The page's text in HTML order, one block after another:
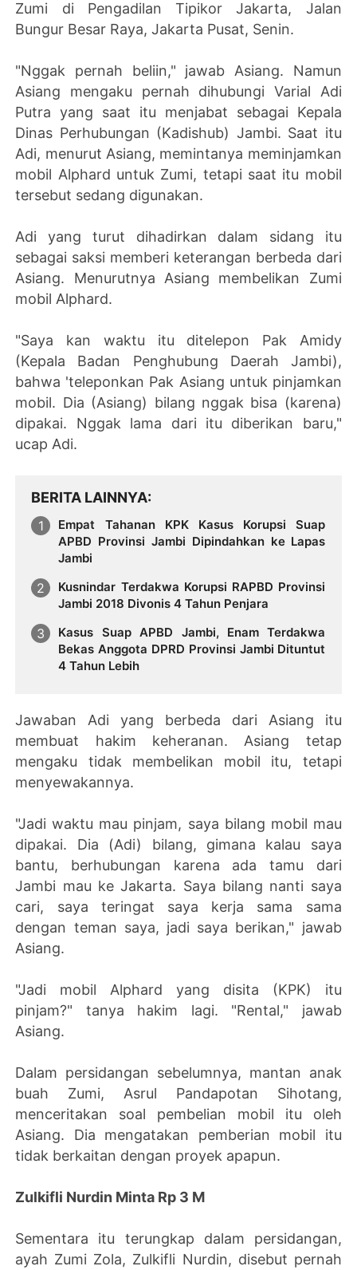
Zumi di Pengadilan Tipikor Jakarta, Jalan
Bungur Besar Raya, Jakarta Pusat, Senin.
"Nggak pernah beliin," jawab Asiang. Namun
Asiang mengaku pernah dihubungi Varial Adi
Putra yang saat itu menjabat sebagai Kepala
Dinas Perhubungan (Kadishub) Jambi. Saat itu
Adi, menurut Asiang, memintanya meminjamkan
mobil Alphard untuk Zumi, tetapi saat itu mobil
tersebut sedang digunakan.
Adi yang turut dihadirkan dalam sidang itu
sebagai saksi memberi keterangan berbeda dari
Asiang. Menurutnya Asiang membelikan Zumi
mobil Alphard.
"Saya kan waktu itu ditelepon Pak Amidy
(Kepala Badan Penghubung Daerah Jambi),
bahwa 'teleponkan Pak Asiang untuk pinjamkan
mobil. Dia (Asiang) bilang nggak bisa (karena)
dipakai. Nggak lama dari itu diberikan baru,"
ucap Adi.
BERITA LAINNYA
Empat Tahanan KPK Kasus Korupsi Suap
APBD Provinsi Jambi Dipindahkan ke Lapas
Jambi
Kusnindar Terdakwa Korupsi RAPBD Provinsi
Jambi 2018 Divonis 4 Tahun Penjara
Kasus Suap APBD Jambi, Enam Terdakwa
Bekas Anggota DPRD Provinsi Jambi Dituntut
4 Tahun Lebih
Jawaban Adi yang berbeda dari Asiang itu
membuat hakim keheranan. Asiang tetap
mengaku tidak membelikan mobil itu, tetapi
menyewakannya.
"Jadi waktu mau pinjam, saya bilang mobil mau
dipakai. Dia (Adi) bilang, gimana kalau saya
bantu, berhubungan karena ada tamu dari
Jambi mau ke Jakarta. Saya bilang nanti saya
cari, saya teringat saya kerja sama sama
dengan teman saya, jadi saya berikan," jawab
Asiang.
"Jadi mobil Alphard yang disita (KPK) itu
pinjam?" tanya hakim lagi. "Rental," jawab
Asiang.
Dalam persidangan sebelumnya, mantan anak
buah Zumi, Asrul Pandapotan Sihotang,
menceritakan soal pembelian mobil itu oleh
Asiang. Dia mengatakan pemberian mobil itu
tidak berkaitan dengan proyek apapun.
Zulkifli Nurdin Minta Rp 3 M
Sementara itu terungkap dalam persidangan,
ayah Zumi Zola, Zulkifli Nurdin, disebut pernah